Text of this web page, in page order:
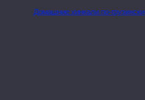
Домашние хинкали по-грузински